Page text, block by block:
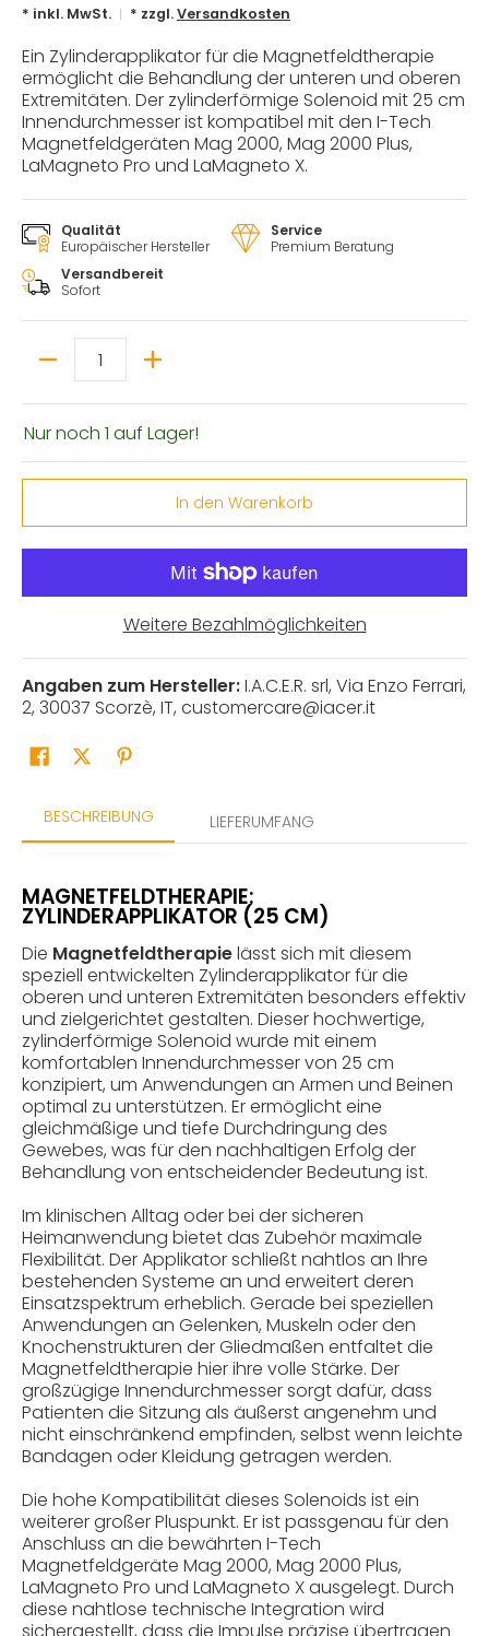
* inkl. MwSt. * zzgl.Versandkosten
Ein Zylinderapplikator für die Magnetfeldtherapie
ermöglicht die Behandlung der unteren und oberen
Extremitäten. Der zylinderförmige Solenoid mit 25 cm
Innendurchmesser ist kompatibel mit den I-Tech
Magnetfeldgeräten Mag 2000, Mag 2000 Plus,
LaMagneto Pro und LaMagneto X.
Qualität
Europäischer Hersteller
Service
Premium Beratung
Versandbereit
Sofort
Nur noch 1 auf Lager!
In den Warenkorb
Weitere Bezahlmöglichkeiten
Angaben zum Hersteller:I.A.C.E.R. srl, Via Enzo Ferrari,
2, 30037 Scorzè, IT, customercare@iacer.it
BESCHREIBUNG LIEFERUMFANG
MAGNETFELDTHERAPIE:
ZYLINDERAPPLIKATOR (25 CM)
Die Magnetfeldtherapielässt sich mit diesem
speziell entwickelten Zylinderapplikator für die
oberen und unteren Extremitäten besonders effektiv
und zielgerichtet gestalten. Dieser hochwertige,
zylinderförmige Solenoid wurde mit einem
komfortablen Innendurchmesser von 25 cm
konzipiert, um Anwendungen an Armen und Beinen
optimal zu unterstützen. Er ermöglicht eine
gleichmäßige und tiefe Durchdringung des
Gewebes, was für den nachhaltigen Erfolg der
Behandlung von entscheidender Bedeutung ist.
Im klinischen Alltag oder bei der sicheren
Heimanwendung bietet das Zubehör maximale
Flexibilität. Der Applikator schließt nahtlos an Ihre
bestehenden Systeme an und erweitert deren
Einsatzspektrum erheblich. Gerade bei speziellen
Anwendungen an Gelenken, Muskeln oder den
Knochenstrukturen der Gliedmaßen entfaltet die
Magnetfeldtherapie hier ihre volle Stärke. Der
großzügige Innendurchmesser sorgt dafür, dass
Patienten die Sitzung als äußerst angenehm und
nicht einschränkend empfinden, selbst wenn leichte
Bandagen oder Kleidung getragen werden.
Die hohe Kompatibilität dieses Solenoids ist ein
weiterer großer Pluspunkt. Er ist passgenau für den
Anschluss an die bewährten I-Tech
Magnetfeldgeräte Mag 2000, Mag 2000 Plus,
LaMagneto Pro und LaMagneto X ausgelegt. Durch
diese nahtlose technische Integration wird